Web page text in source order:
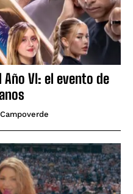
Año VI: el evento de